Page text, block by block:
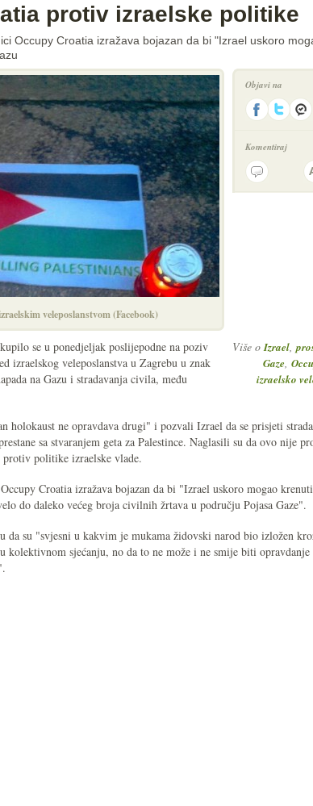
protiv izraelske politike
Occupy Croatia izražava bojazan da bi "Izrael uskoro
veleposlanstvom (Facebook)
Objavi na
Komentiraj
Više oIzrael,
Gaze,
izraelsko
se u ponedjeljak poslijepodne na poziv
izraelskog veleposlanstva u Zagrebu u znak
na Gazu i stradavanja civila, među
holokaust ne opravdava drugi" i pozvali Izrael da se prisjeti
sa stvaranjem geta za Palestince. Naglasili su da ovo nije
politike izraelske vlade.
Croatia izražava bojazan da bi "Izrael uskoro mogao
do daleko većeg broja civilnih žrtava u području Pojasa Gaze".
da su "svjesni u kakvim je mukama židovski narod bio izložen
kolektivnom sjećanju, no da to ne može i ne smije biti opravdanje